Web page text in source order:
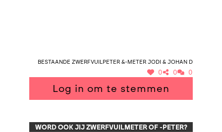
Bestaande zwerfvuilpeter &-meter Jodi & Johan D
0 0 0
Log in om te stemmen
WORD OOK JIJ ZWERFVUILMETER OF -PETER?